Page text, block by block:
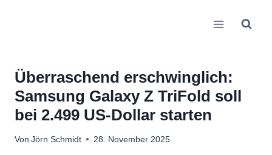
Überraschend erschwinglich:
Samsung Galaxy Z TriFold soll
bei 2.499 US-Dollar starten
Von Jörn Schmidt 28. November 2025